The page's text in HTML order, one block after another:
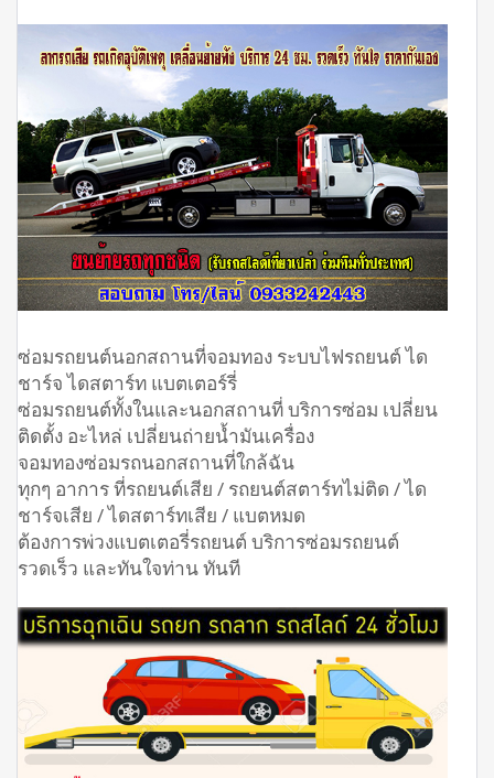
ซ่อมรถยนต์นอกสถานที่จอมทอง ระบบไฟรถยนต์ ได
ชาร์จ ไดสตาร์ท แบตเตอร์รี่
ซ่อมรถยนต์ทั้งในและนอกสถานที่ บริการซ่อม เปลี่ยน
ติดตั้ง อะไหล่ เปลี่ยนถ่ายน้ำมันเครื่อง
จอมทองซ่อมรถนอกสถานที่ใกล้ฉัน
ทุกๆ อาการ ที่รถยนต์เสีย / รถยนต์สตาร์ทไม่ติด / ได
ชาร์จเสีย / ไดสตาร์ทเสีย / แบตหมด
ต้องการพ่วงแบตเตอรี่รถยนต์ บริการซ่อมรถยนต์
รวดเร็ว และทันใจท่าน ทันที